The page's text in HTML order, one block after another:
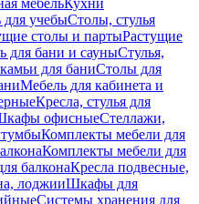
мебельКухни
учебыСтолы, стулья
столы и партыРастущие
для бани и сауныСтулья,
для баниСтолы для
Мебель для кабинета и
Кресла, стулья для
офисныеСтеллажи,
Комплекты мебели для
Комплекты мебели для
балконаКресла подвесные,
лоджииШкафы для
Системы хранения для